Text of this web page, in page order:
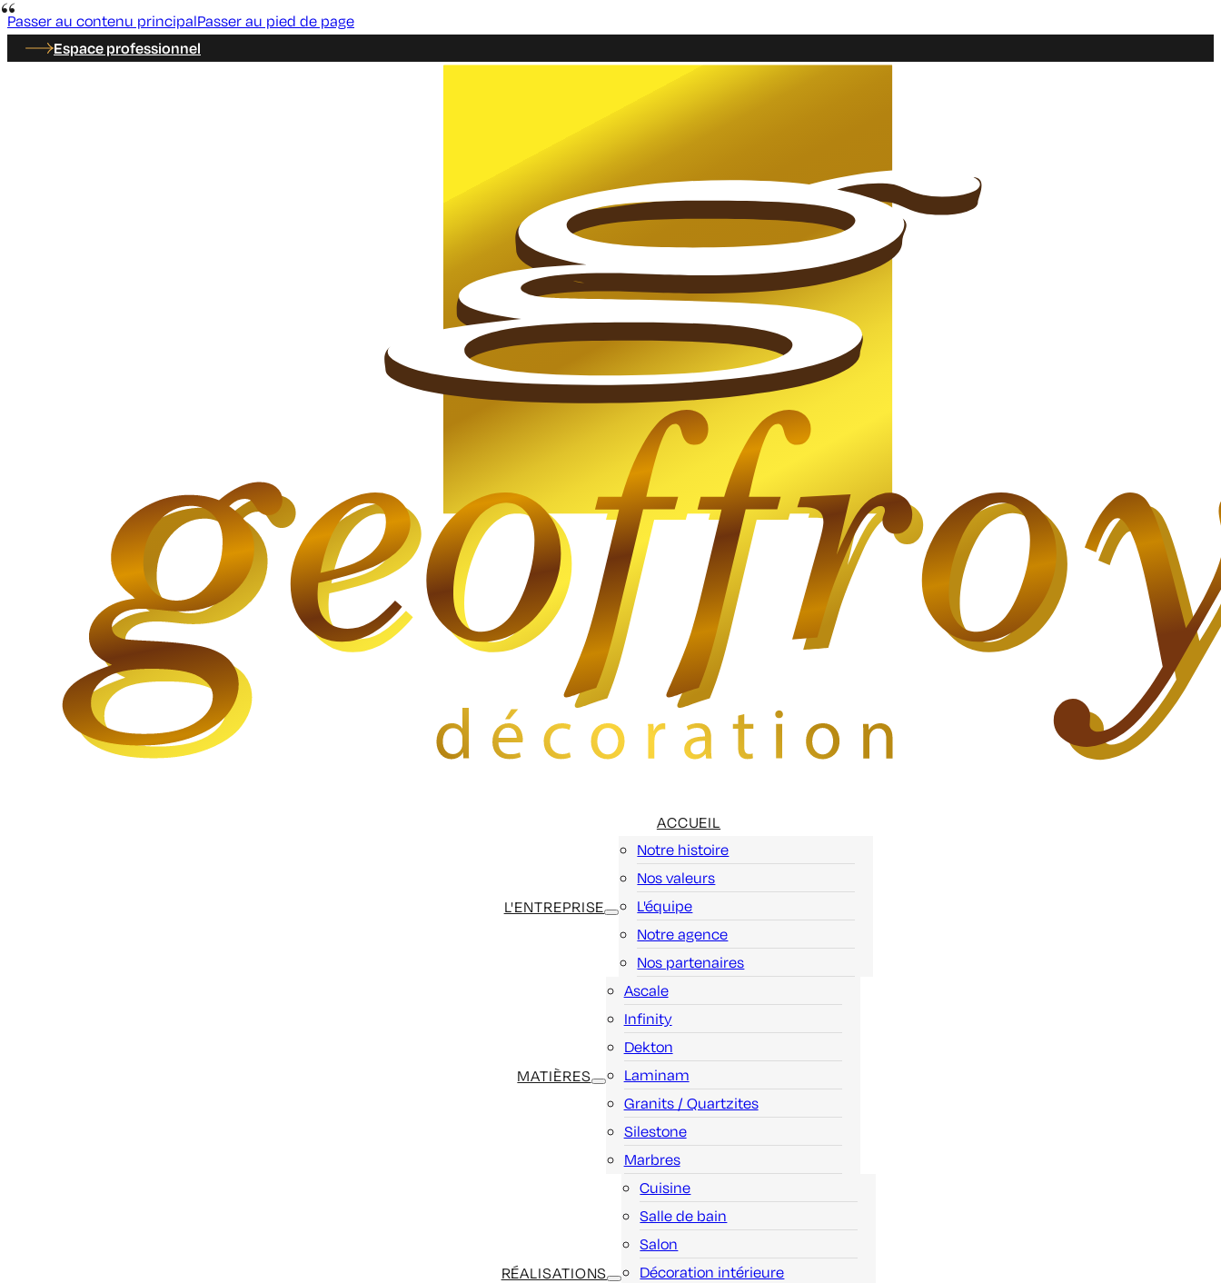
Passer au contenu principalPasser au pied de page
Espace professionnel
ACCUEIL
L'ENTREPRISE
Notre histoire
Nos valeurs
L'équipe
Notre agence
Nos partenaires
MATIÈRES
Ascale
Infinity
Dekton
Laminam
Granits / Quartzites
Silestone
Marbres
RÉALISATIONS
Cuisine
Salle de bain
Salon
Décoration intérieure